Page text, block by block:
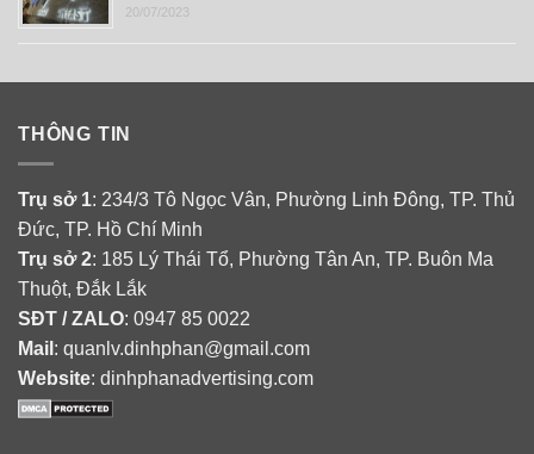
20/07/2023
THÔNG TIN
Trụ sở 1: 234/3 Tô Ngọc Vân, Phường Linh Đông, TP. Thủ
Đức, TP. Hồ Chí Minh
Trụ sở 2: 185 Lý Thái Tổ, Phường Tân An, TP. Buôn Ma
Thuột, Đắk Lắk
SĐT / ZALO: 0947 85 0022
Mail : quanlv.dinhphan@gmail.com
Website: dinhphanadvertising.com